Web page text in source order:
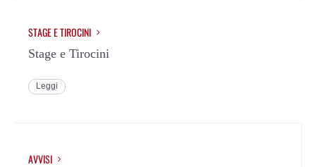
STAGE E TIROCINI
Stage e Tirocini
Leggi
AVVISI